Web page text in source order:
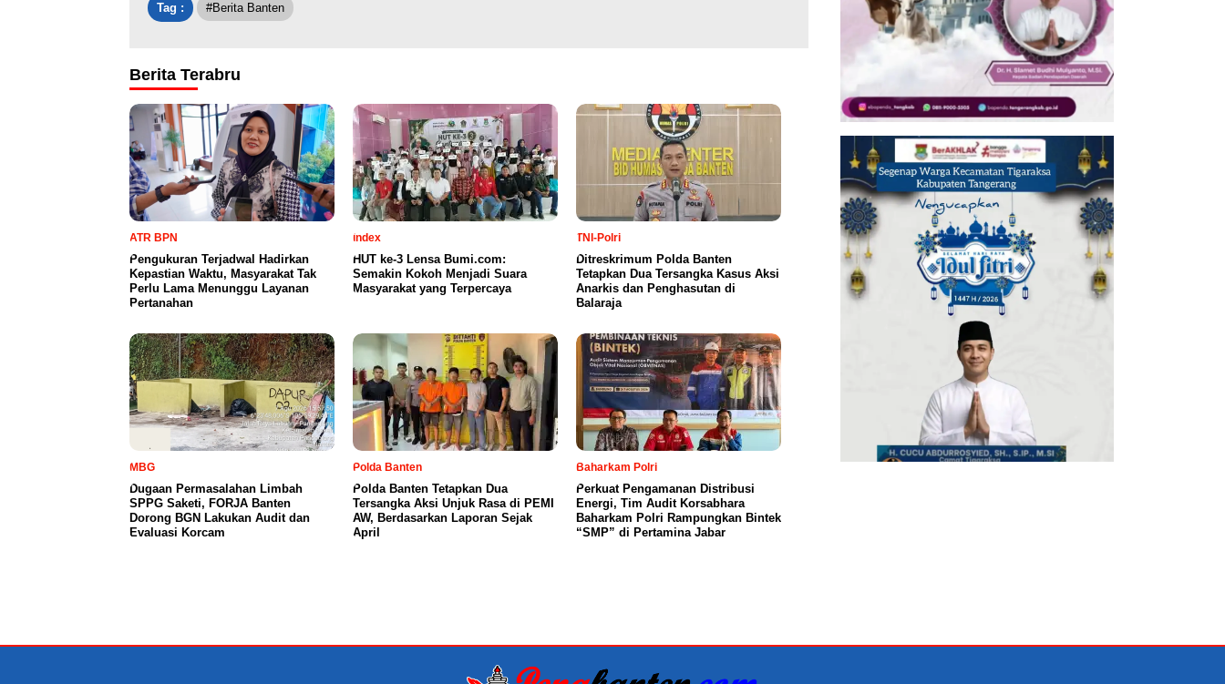
Tag : #Berita Banten
Berita Terabru
ATR BPN
Pengukuran Terjadwal Hadirkan
Kepastian Waktu, Masyarakat Tak
Perlu Lama Menunggu Layanan
Pertanahan
index
HUT ke-3 Lensa Bumi.com:
Semakin Kokoh Menjadi Suara
Masyarakat yang Terpercaya
TNI-Polri
Ditreskrimum Polda Banten
Tetapkan Dua Tersangka Kasus Aksi
Anarkis dan Penghasutan di
Balaraja
MBG
Dugaan Permasalahan Limbah
SPPG Saketi, FORJA Banten
Dorong BGN Lakukan Audit dan
Evaluasi Korcam
Polda Banten
Polda Banten Tetapkan Dua
Tersangka Aksi Unjuk Rasa di PEMI
AW, Berdasarkan Laporan Sejak
April
Baharkam Polri
Perkuat Pengamanan Distribusi
Energi, Tim Audit Korsabhara
Baharkam Polri Rampungkan Bintek
“SMP” di Pertamina Jabar